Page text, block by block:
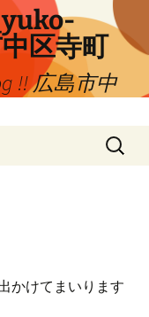
区寺町
!! 広島市中
検
索:
かけてまいります